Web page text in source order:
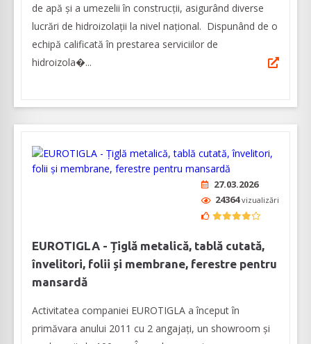
de apă şi a umezelii în construcţii, asigurând diverse
lucrări de hidroizolaţii la nivel naţional. Dispunând de o
echipă calificată în prestarea serviciilor de
hidroizola�...
27.03.2026
24364vizualizări
EUROTIGLA - Țiglă metalică, tablă cutată,
învelitori, folii și membrane, ferestre pentru
mansardă
Activitatea companiei EUROTIGLA a început în
primăvara anului 2011 cu 2 angajați, un showroom și